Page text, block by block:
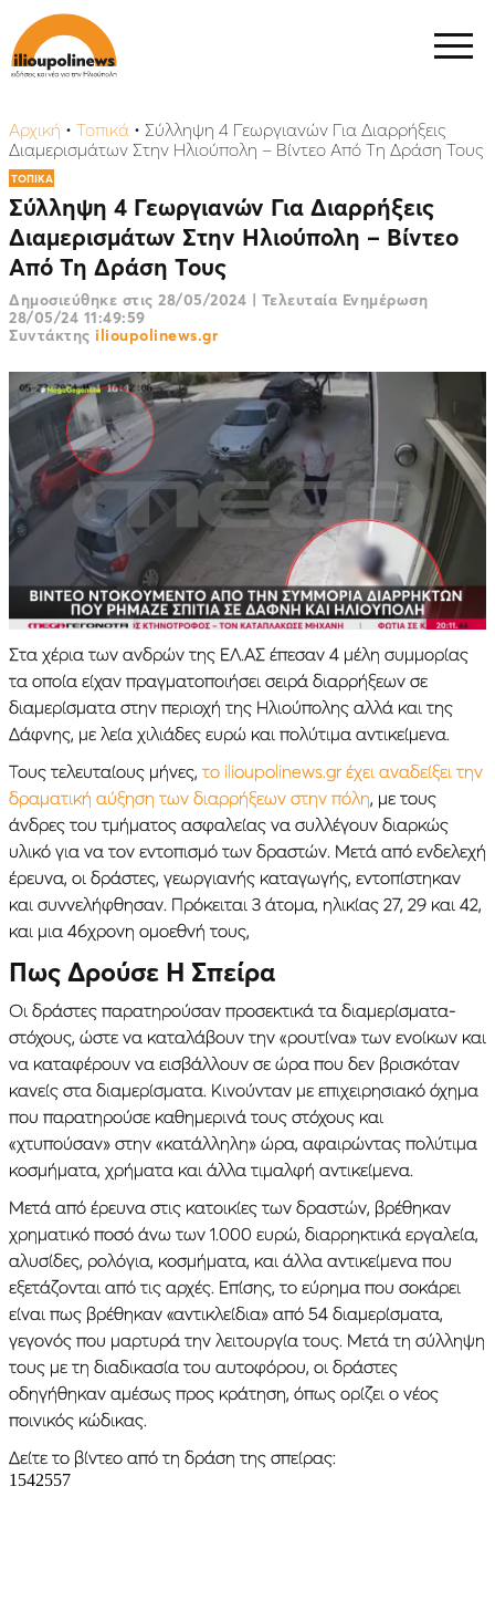
Αρχική • Τοπικά • Σύλληψη 4 Γεωργιανών Για Διαρρήξεις
Διαμερισμάτων Στην Ηλιούπολη – Βίντεο Από Τη Δράση Τους
ΤΟΠΙΚΑ
Σύλληψη 4 Γεωργιανών Για Διαρρήξεις
Διαμερισμάτων Στην Ηλιούπολη – Βίντεο
Από Τη Δράση Τους
Δημοσιεύθηκε στις 28/05/2024 | Τελευταία Ενημέρωση
28/05/24 11:49:59
Συντάκτης ilioupolinews.gr
Στα χέρια των ανδρών της ΕΛ.ΑΣ έπεσαν 4 μέλη συμμορίας
τα οποία είχαν πραγματοποιήσει σειρά διαρρήξεων σε
διαμερίσματα στην περιοχή της Ηλιούπολης αλλά και της
Δάφνης, με λεία χιλιάδες ευρώ και πολύτιμα αντικείμενα.
Τους τελευταίους μήνες, το ilioupolinews.gr έχει αναδείξει την
δραματική αύξηση των διαρρήξεων στην πόλη, με τους
άνδρες του τμήματος ασφαλείας να συλλέγουν διαρκώς
υλικό για να τον εντοπισμό των δραστών. Μετά από ενδελεχή
έρευνα, οι δράστες, γεωργιανής καταγωγής, εντοπίστηκαν
και συννελήφθησαν. Πρόκειται 3 άτομα, ηλικίας 27, 29 και 42,
και μια 46χρονη ομοεθνή τους,
Πως Δρούσε Η Σπείρα
Οι δράστες παρατηρούσαν προσεκτικά τα διαμερίσματα-
στόχους, ώστε να καταλάβουν την «ρουτίνα» των ενοίκων και
να καταφέρουν να εισβάλλουν σε ώρα που δεν βρισκόταν
κανείς στα διαμερίσματα. Κινούνταν με επιχειρησιακό όχημα
που παρατηρούσε καθημερινά τους στόχους και
«χτυπούσαν» στην «κατάλληλη» ώρα, αφαιρώντας πολύτιμα
κοσμήματα, χρήματα και άλλα τιμαλφή αντικείμενα.
Μετά από έρευνα στις κατοικίες των δραστών, βρέθηκαν
χρηματικό ποσό άνω των 1.000 ευρώ, διαρρηκτικά εργαλεία,
αλυσίδες, ρολόγια, κοσμήματα, και άλλα αντικείμενα που
εξετάζονται από τις αρχές. Επίσης, το εύρημα που σοκάρει
είναι πως βρέθηκαν «αντικλείδια» από 54 διαμερίσματα,
γεγονός που μαρτυρά την λειτουργία τους. Μετά τη σύλληψη
τους με τη διαδικασία του αυτοφόρου, οι δράστες
οδηγήθηκαν αμέσως προς κράτηση, όπως ορίζει ο νέος
ποινικός κώδικας.
Δείτε το βίντεο από τη δράση της σπείρας: